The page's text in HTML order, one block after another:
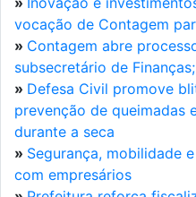
vocação de Contagem
» Contagem abre
subsecretário de
» Defesa Civil promove
prevenção de queimadas
durante a seca
» Segurança, mobilidade
com empresários